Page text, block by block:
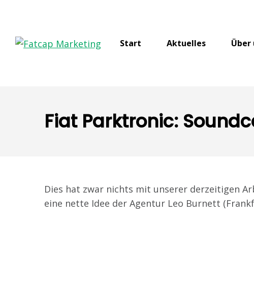
Start Aktuelles Über
Fiat Parktronic:
Dies hat zwar nichts mit unserer derzeitigen
eine nette Idee der Agentur Leo Burnett